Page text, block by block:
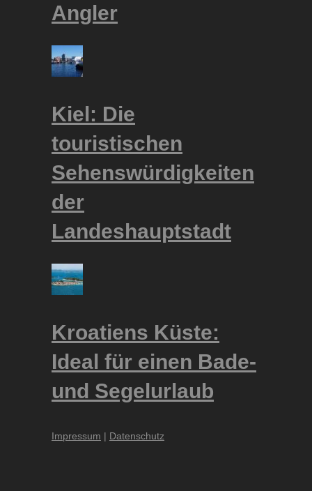
Angler
Kiel: Die
touristischen
Sehenswürdigkeiten
der
Landeshauptstadt
Kroatiens Küste:
Ideal für einen Bade-
und Segelurlaub
Impressum | Datenschutz